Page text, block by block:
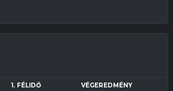
1. FÉLIDŐ VÉGEREDMÉNY